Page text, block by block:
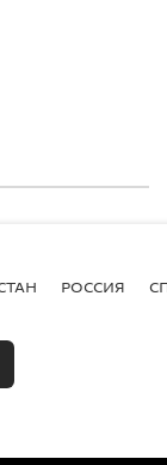
РОССИЯ